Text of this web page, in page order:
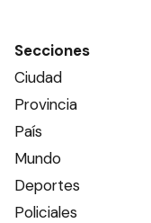
Secciones
Ciudad
Provincia
País
Mundo
Deportes
Policiales